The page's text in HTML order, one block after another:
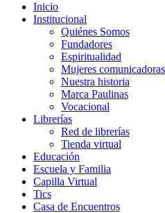
Inicio
Institucional
Quiénes Somos
Fundadores
Espiritualidad
Mujeres comunicadoras
Nuestra historia
Marca Paulinas
Vocacional
Librerías
Red de librerías
Tienda virtual
Educación
Escuela y Familia
Capilla Virtual
Tics
Casa de Encuentros